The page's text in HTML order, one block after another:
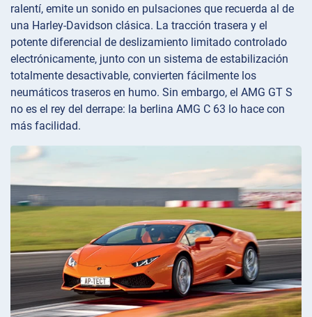
ralentí, emite un sonido en pulsaciones que recuerda al de
una Harley-Davidson clásica. La tracción trasera y el
potente diferencial de deslizamiento limitado controlado
electrónicamente, junto con un sistema de estabilización
totalmente desactivable, convierten fácilmente los
neumáticos traseros en humo. Sin embargo, el AMG GT S
no es el rey del derrape: la berlina AMG C 63 lo hace con
más facilidad.